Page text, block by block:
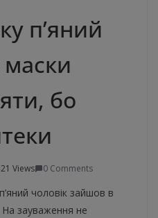
п’яний
маски
бо
Views 0 Comments
чоловік зайшов в
На зауваження не